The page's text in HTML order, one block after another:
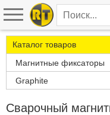
Каталог товаров
Магнитные фиксаторы
Graphite
Сварочный